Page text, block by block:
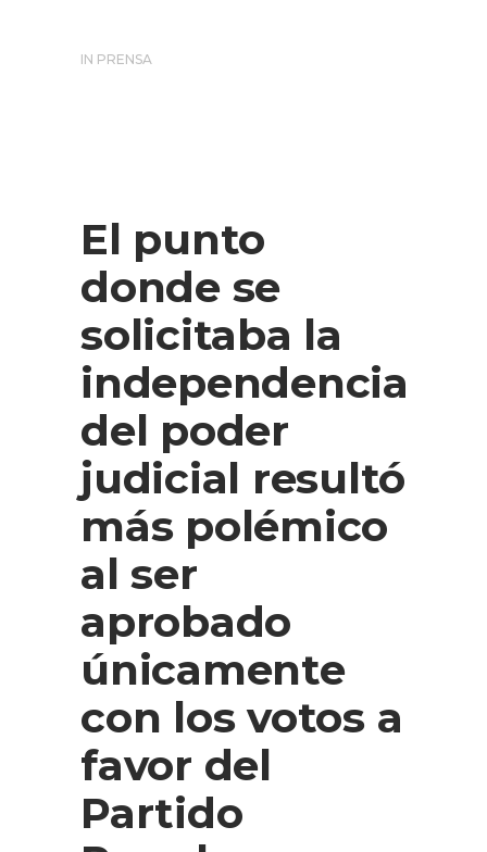
IN PRENSA
El punto
donde se
solicitaba la
independencia
del poder
judicial resultó
más polémico
al ser
aprobado
únicamente
con los votos a
favor del
Partido